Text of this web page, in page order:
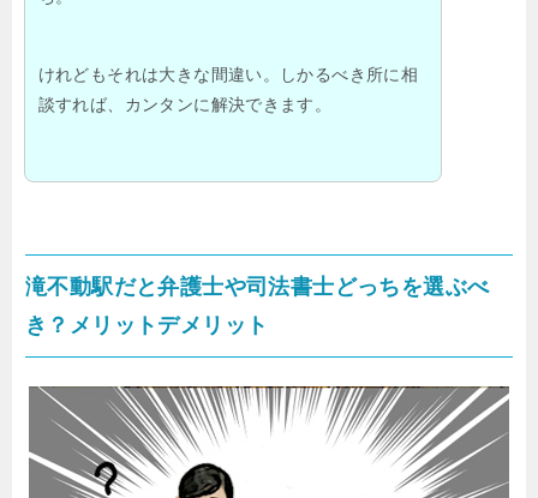
けれどもそれは大きな間違い。しかるべき所に相
談すれば、カンタンに解決できます。
滝不動駅だと弁護士や司法書士どっちを選ぶべ
き？メリットデメリット